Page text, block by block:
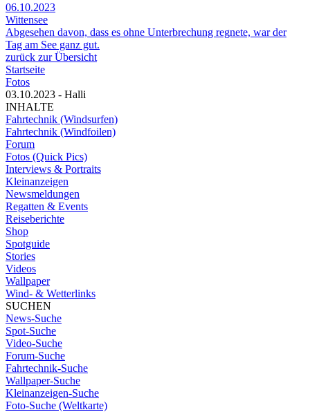
06.10.2023
Wittensee
Abgesehen davon, dass es ohne Unterbrechung regnete, war der
Tag am See ganz gut.
zurück zur Übersicht
Startseite
Fotos
03.10.2023 - Halli
INHALTE
Fahrtechnik (Windsurfen)
Fahrtechnik (Windfoilen)
Forum
Fotos (Quick Pics)
Interviews & Portraits
Kleinanzeigen
Newsmeldungen
Regatten & Events
Reiseberichte
Shop
Spotguide
Stories
Videos
Wallpaper
Wind- & Wetterlinks
SUCHEN
News-Suche
Spot-Suche
Video-Suche
Forum-Suche
Fahrtechnik-Suche
Wallpaper-Suche
Kleinanzeigen-Suche
Foto-Suche (Weltkarte)